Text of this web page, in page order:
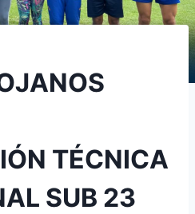
TÉCNICA
SUB 23